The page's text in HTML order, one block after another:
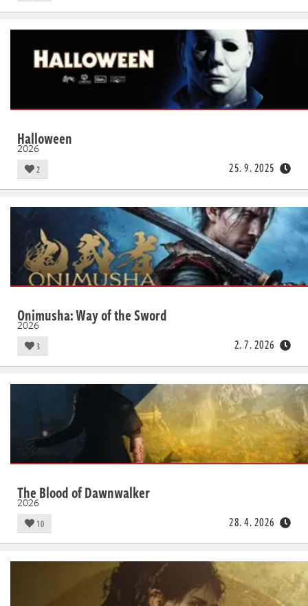
Halloween
2026
2 25. 9. 2025
Onimusha: Way of the Sword
2026
3 2. 7. 2026
The Blood of Dawnwalker
2026
10 28. 4. 2026